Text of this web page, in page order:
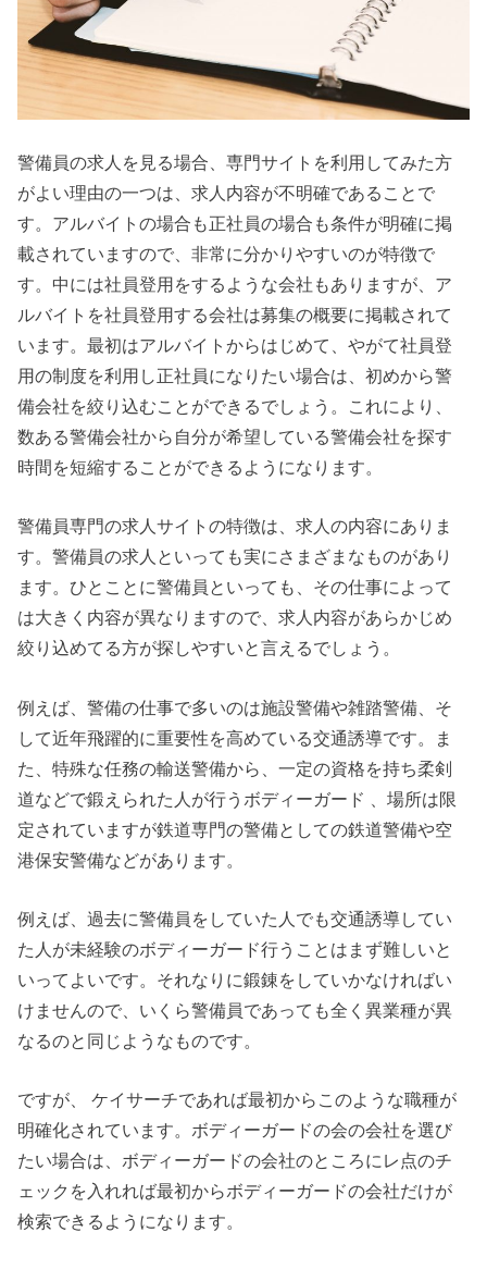
警備員の求人を見る場合、専門サイトを利用してみた方
がよい理由の一つは、求人内容が不明確であることで
す。アルバイトの場合も正社員の場合も条件が明確に掲
載されていますので、非常に分かりやすいのが特徴で
す。中には社員登用をするような会社もありますが、ア
ルバイトを社員登用する会社は募集の概要に掲載されて
います。最初はアルバイトからはじめて、やがて社員登
用の制度を利用し正社員になりたい場合は、初めから警
備会社を絞り込むことができるでしょう。これにより、
数ある警備会社から自分が希望している警備会社を探す
時間を短縮することができるようになります。
警備員専門の求人サイトの特徴は、求人の内容にありま
す。警備員の求人といっても実にさまざまなものがあり
ます。ひとことに警備員といっても、その仕事によって
は大きく内容が異なりますので、求人内容があらかじめ
絞り込めてる方が探しやすいと言えるでしょう。
例えば、警備の仕事で多いのは施設警備や雑踏警備、そ
して近年飛躍的に重要性を高めている交通誘導です。ま
た、特殊な任務の輸送警備から、一定の資格を持ち柔剣
道などで鍛えられた人が行うボディーガード 、場所は限
定されていますが鉄道専門の警備としての鉄道警備や空
港保安警備などがあります。
例えば、過去に警備員をしていた人でも交通誘導してい
た人が未経験のボディーガード行うことはまず難しいと
いってよいです。それなりに鍛錬をしていかなければい
けませんので、いくら警備員であっても全く異業種が異
なるのと同じようなものです。
ですが、 ケイサーチであれば最初からこのような職種が
明確化されています。ボディーガードの会の会社を選び
たい場合は、ボディーガードの会社のところにレ点のチ
ェックを入れれば最初からボディーガードの会社だけが
検索できるようになります。